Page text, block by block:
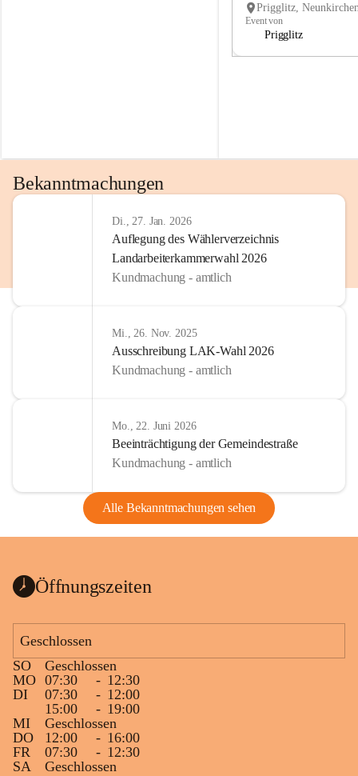
Event von
Prigglitz
Bekanntmachungen
Di., 27. Jan. 2026
Auflegung des Wählerverzeichnis
Landarbeiterkammerwahl 2026
Kundmachung - amtlich
Mi., 26. Nov. 2025
Ausschreibung LAK-Wahl 2026
Kundmachung - amtlich
Mo., 22. Juni 2026
Beeinträchtigung der Gemeindestraße
Kundmachung - amtlich
Alle Bekanntmachungen sehen
Öffnungszeiten
Geschlossen
SO
Geschlossen
MO 07:30 - 12:30
DI
07:30 - 12:00
15:00
- 19:00
MI
Geschlossen
DO
12:00 - 16:00
FR
07:30 - 12:30
SA
Geschlossen